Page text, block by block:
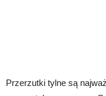
Przerzutki tylne są